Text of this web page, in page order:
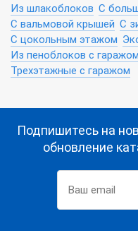
Из шлакоблоков С
С вальмовой крышей С
С цокольным этажом
Из пеноблоков с гаражом
Трехэтажные с гаражом
Подпишитесь на
обновление